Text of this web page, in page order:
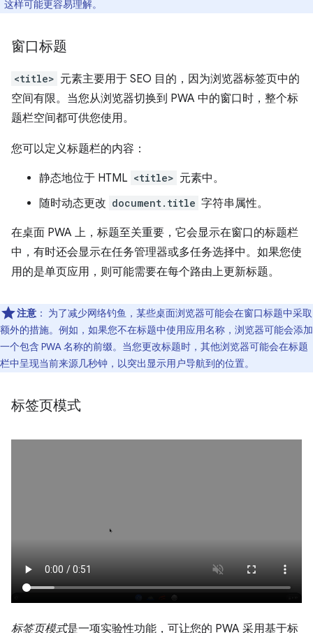
这样可能更容易理解。
窗口标题
<title> 元素主要用于 SEO 目的，因为浏览器标签页中的
空间有限。当您从浏览器切换到 PWA 中的窗口时，整个标
题栏空间都可供您使用。
您可以定义标题栏的内容：
静态地位于 HTML <title> 元素中。
随时动态更改 document.title 字符串属性。
在桌面 PWA 上，标题至关重要，它会显示在窗口的标题栏
中，有时还会显示在任务管理器或多任务选择中。如果您使
用的是单页应用，则可能需要在每个路由上更新标题。
注意 ： 为了减少网络钓鱼，某些桌面浏览器可能会在窗口标题中采取
额外的措施。例如，如果您不在标题中使用应用名称，浏览器可能会添加
一个包含 PWA 名称的前缀。当您更改标题时，其他浏览器可能会在标题
栏中呈现当前来源几秒钟，以突出显示用户导航到的位置。
标签页模式
标签页模式是一项实验性功能，可让您的 PWA 采用基于标